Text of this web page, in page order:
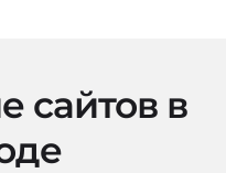
сайтов в